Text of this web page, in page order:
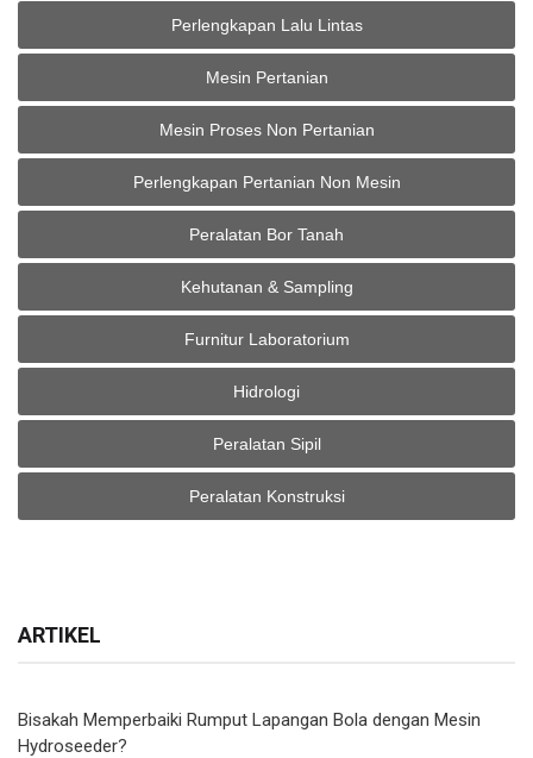
Perlengkapan Lalu Lintas
Mesin Pertanian
Mesin Proses Non Pertanian
Perlengkapan Pertanian Non Mesin
Peralatan Bor Tanah
Kehutanan & Sampling
Furnitur Laboratorium
Hidrologi
Peralatan Sipil
Peralatan Konstruksi
ARTIKEL
Bisakah Memperbaiki Rumput Lapangan Bola dengan Mesin
Hydroseeder?